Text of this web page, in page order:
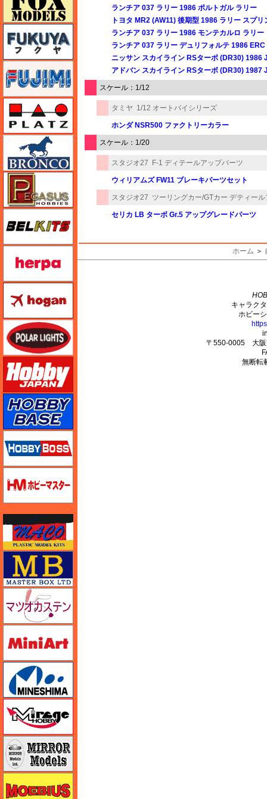
ランチア 037 ラリー 1986 ポルトガル ラリー
トヨタ MR2 (AW11) 後期型 1986 ラリー スプリ
ランチア 037 ラリー 1986 モンテカルロ ラリー
ランチア 037 ラリー デュリフォルテ 1986
ニッサン スカイライン RSターボ (DR30) 1986
アドバン スカイライン RSターボ (DR30) 1987
スケール：1/12
タミヤ 1/12 オートバイシリーズ
ホンダ NSR500 ファクトリーカラー
スケール：1/20
スタジオ27 F-1 ディテールアップパーツ
ウィリアムズ FW11 ブレーキパーツセット
スタジオ27 ツーリングカー/GTカー デティー
セリカ LB ターボ Gr.5 アップグレードパーツ
ホーム ＞
プラッツ
ブロンコモデル（Bronco Models）
ペガサスホビー
M's PLUS
キャラク
ホビー
〒550-0005 大阪
無断転